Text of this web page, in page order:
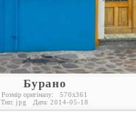
Бурано
Розмір оригіналу: 570x361
Тип: jpg Дата: 2014-05-18